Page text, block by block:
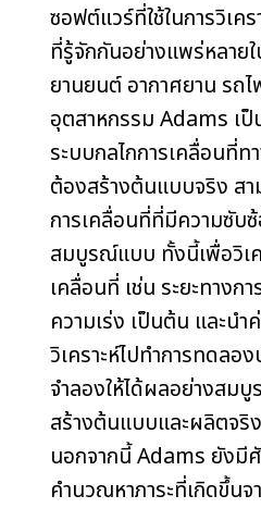
ซอฟต์แวร์ที่ใช้ในการวิเค
ที่รู้จักกันอย่างแพร่หลาย
ยานยนต์ อากาศยาน รถไ
อุตสาหกรรม Adams เ
ระบบกลไกการเคลื่อนที่ท
ต้องสร้างต้นแบบจริง ส
การเคลื่อนที่ที่มีความซับ
สมบูรณ์แบบ ทั้งนี้เพื่อวิเค
เคลื่อนที่ เช่น ระยะทางก
ความเร่ง เป็นต้น และนำ
วิเคราะห์ไปทำการทดลอ
จำลองให้ได้ผลอย่างสม
สร้างต้นแบบและผลิตจริ
นอกจากนี้ Adams ยังมี
คำนวณหาภาระที่เกิดขึ้นจ